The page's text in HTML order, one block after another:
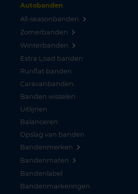
Autobanden
All-seasonbanden
Zomerbanden
Winterbanden
Extra Load banden
Runflat banden
Caravanbanden
Banden wisselen
Uitlijnen
Balanceren
Opslag van banden
Bandenmerken
Bandenmaten
Bandenlabel
Bandenmarkeringen